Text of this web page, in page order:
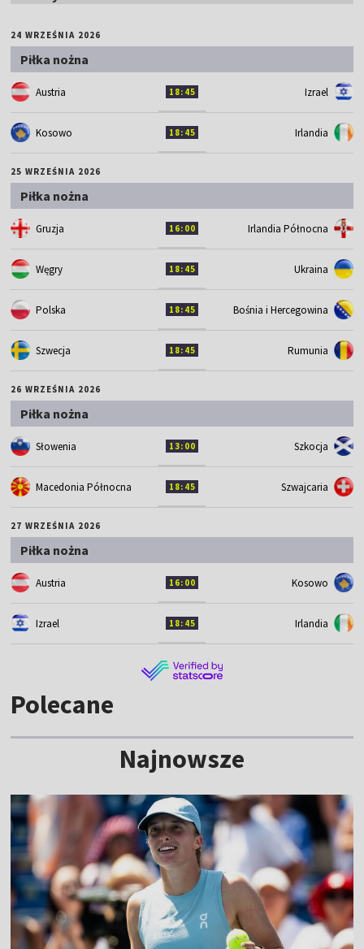
24 WRZEŚNIA 2026
Piłka nożna
Austria 18:45 Izrael
Kosowo 18:45 Irlandia
25 WRZEŚNIA 2026
Piłka nożna
Gruzja 16:00 Irlandia Północna
Węgry 18:45 Ukraina
Polska 18:45 Bośnia i Hercegowina
Szwecja 18:45 Rumunia
26 WRZEŚNIA 2026
Piłka nożna
Słowenia 13:00 Szkocja
Macedonia Północna 18:45 Szwajcaria
27 WRZEŚNIA 2026
Piłka nożna
Austria 16:00 Kosowo
Izrael 18:45 Irlandia
Polecane
Najnowsze